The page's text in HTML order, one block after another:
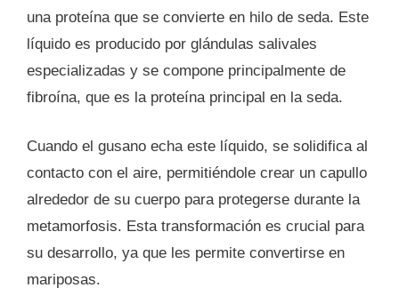
una proteína que se convierte en hilo de seda. Este
líquido es producido por glándulas salivales
especializadas y se compone principalmente de
fibroína, que es la proteína principal en la seda.
Cuando el gusano echa este líquido, se solidifica al
contacto con el aire, permitiéndole crear un capullo
alrededor de su cuerpo para protegerse durante la
metamorfosis. Esta transformación es crucial para
su desarrollo, ya que les permite convertirse en
mariposas.